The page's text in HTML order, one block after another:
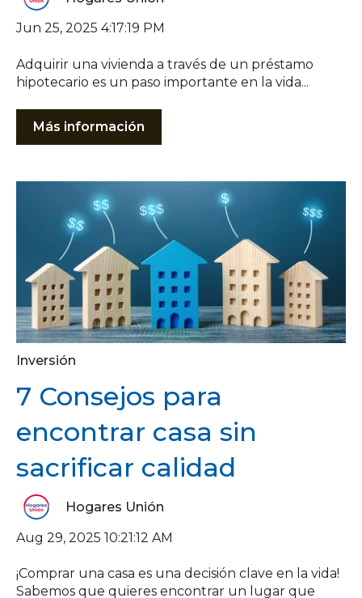
Jun 25, 2025 4:17:19 PM
Adquirir una vivienda a través de un préstamo
hipotecario es un paso importante en la vida...
Más información
Inversión
7 Consejos para
encontrar casa sin
sacrificar calidad
Hogares Unión
Aug 29, 2025 10:21:12 AM
¡Comprar una casa es una decisión clave en la vida!
Sabemos que quieres encontrar un lugar que